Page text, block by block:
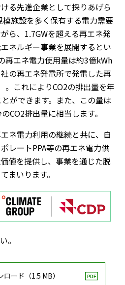
る先進企業として採りあげら
施設を多く保有する電力需要
ら、1.7GWを超える再エネ発
ネルギー事業を展開するとい
再エネ電力使用量は約3億kWh
の再エネ発電所で発電した再
これによりCO2の排出量を年
ができます。また、この量は
CO2排出量に相当します。
ネ電力利用の継続と共に、自
レートPPA等の再エネ電力供
値を提供し、事業を通じた脱
まいります。
。
ロード（1.5 MB）